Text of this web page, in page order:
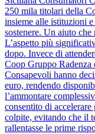
250 mila titolari della
insieme alle istituzioni
sostenere. Un aiuto
L’aspetto più
dopo. Invece di
Coop Gruppo Radenza
Consapevoli hanno
euro, rendendo
l’ammontare
consentito di
colpite, evitando che il
rallentasse le prime